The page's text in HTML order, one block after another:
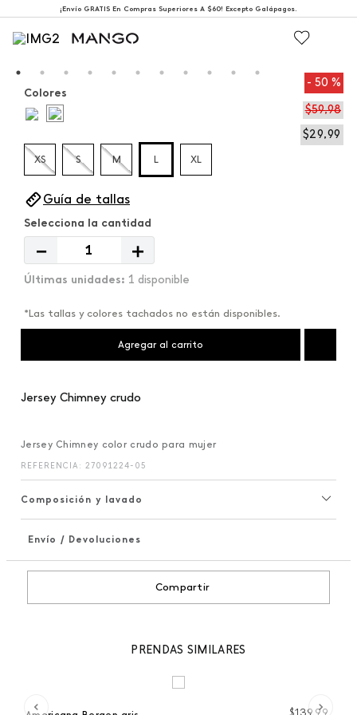
¡Envío GRATIS En Compras Superiores A $60! Excepto Galápagos.
50 %
$59,98
$29,99
Colores
XS S M L XL
Guía de tallas
＋
－
1 disponible
*Las tallas y colores tachados no están disponibles.
Agregar al carrito
Jersey Chimney crudo
Jersey Chimney color crudo para mujer
REFERENCIA : 27091224-05
Composición y lavado
Envío / Devoluciones
Compartir
PRENDAS SIMILARES
$139 99